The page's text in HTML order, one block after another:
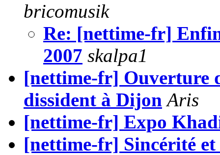
bricomusik
Re: [nettime-fr]
2007 skalpa1
[nettime-fr] Ouverture
dissident à Dijon Aris
[nettime-fr] Expo
[nettime-fr] Sincérité